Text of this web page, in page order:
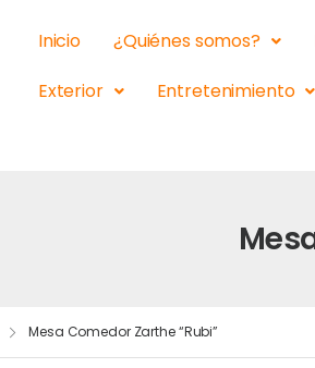
Inicio ¿Quiénes somos?
Exterior
Entretenimiento
Mesa Comedor Zarthe “Rubi”